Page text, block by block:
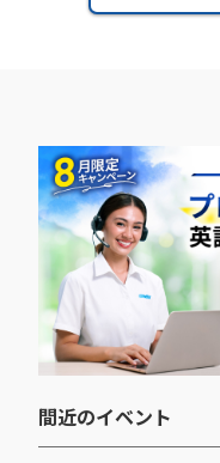
間近のイベント​